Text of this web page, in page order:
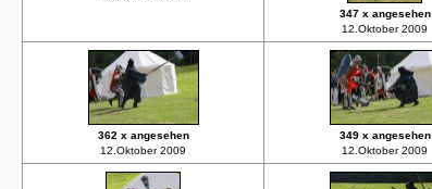
347 x angesehen
12.Oktober 2009
362 x angesehen
12.Oktober 2009
349 x angesehen
12.Oktober 2009